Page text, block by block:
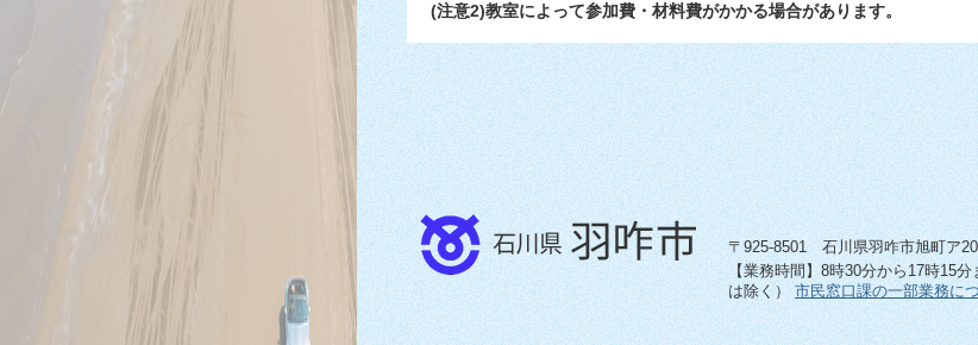
(注意2)教室によって参加費・材料費がかかる場合があります。
〒925-8501 石川県羽咋市旭町ア
【業務時間】8時30分から17時15
は除く） 市民窓口課の一部業務に